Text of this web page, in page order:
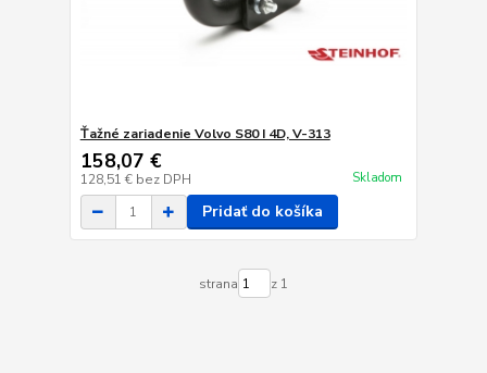
Ťažné zariadenie Volvo S80 I 4D, V-313
158,07 €
128,51 € bez DPH Skladom
Pridať do košíka
strana z 1